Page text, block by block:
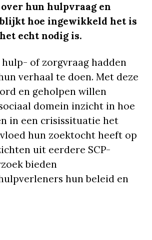
hun hulpvraag en
hoe ingewikkeld het is
echt nodig is.
of zorgvraag hadden
verhaal te doen. Met deze
en geholpen willen
domein inzicht in hoe
in een crisissituatie het
hun zoektocht heeft op
uit eerdere SCP-
bieden
hun beleid en